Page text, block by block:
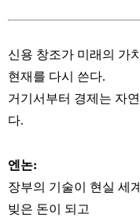
신용 창조가 미래의 가
현재를 다시 쓴다.
거기서부터 경제는 자
다.
엔논:
장부의 기술이 현실 세
빚은 돈이 되고